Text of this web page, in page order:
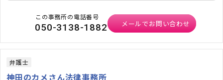
この事務所の電話番号
050-3138-1882 メールでお問い合わせ
弁護士
神田のカメさん法律事務所